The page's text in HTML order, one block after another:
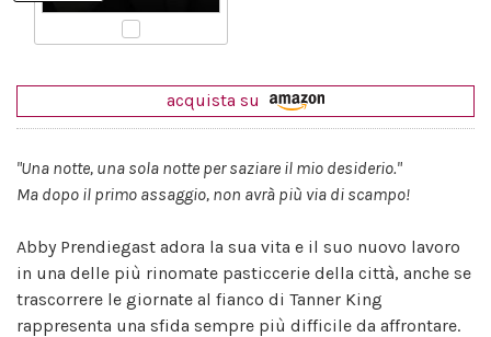
acquista su
"Una notte, una sola notte per saziare il mio desiderio."
Ma dopo il primo assaggio, non avrà più via di scampo!
Abby Prendiegast adora la sua vita e il suo nuovo lavoro
in una delle più rinomate pasticcerie della città, anche se
trascorrere le giornate al fianco di Tanner King
rappresenta una sfida sempre più difficile da affrontare.